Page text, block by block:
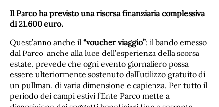
Il Parco ha previsto una risorsa finanziaria complessiva
di 21.600 euro.
Quest’anno anche il “voucher viaggio”: il bando emesso
dal Parco, anche alla luce dell’esperienza della scorsa
estate, prevede che ogni evento giornaliero possa
essere ulteriormente sostenuto dall’utilizzo gratuito di
un pullman, di varia dimensione e capienza. Per tutto il
periodo dei campi estivi l’Ente Parco mette a